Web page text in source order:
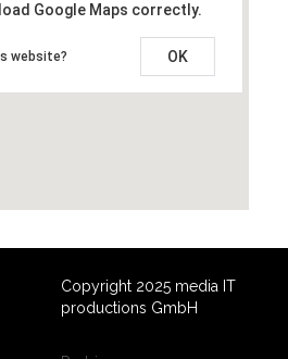
Google Maps correctly.
website? OK
Copyright 2025 media IT
productions GmbH